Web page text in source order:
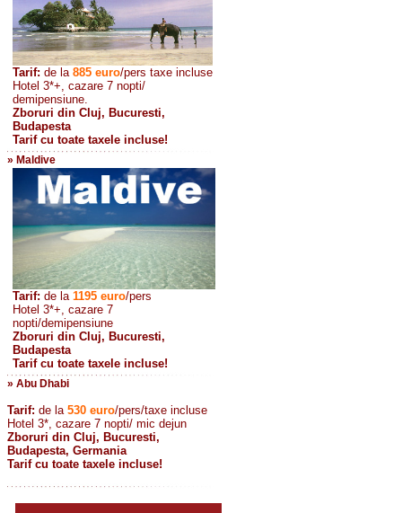
Tarif: de la 885 euro/pers taxe incluse
Hotel 3*+, cazare 7 nopti/
demipensiune.
Zboruri din Cluj, Bucuresti,
Budapesta
Tarif cu toate taxele incluse!
» Maldive
Tarif: de la 1195 euro/pers
Hotel 3*+, cazare 7
nopti/demipensiune
Zboruri din Cluj, Bucuresti,
Budapesta
Tarif cu toate taxele incluse!
» Abu Dhabi
Tarif: de la 530 euro/pers/taxe incluse
Hotel 3*, cazare 7 nopti/ mic dejun
Zboruri din Cluj, Bucuresti,
Budapesta, Germania
Tarif cu toate taxele incluse!